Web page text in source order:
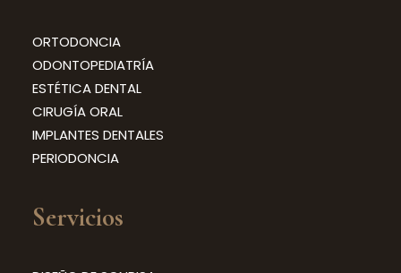
ORTODONCIA
ODONTOPEDIATRÍA
ESTÉTICA DENTAL
CIRUGÍA ORAL
IMPLANTES DENTALES
PERIODONCIA
Servicios